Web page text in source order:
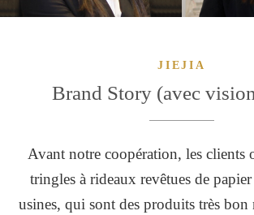
JIEJIA
Brand Story (avec
Avant notre coopération, les clients
tringles à rideaux revêtues de
usines, qui sont des produits très bon